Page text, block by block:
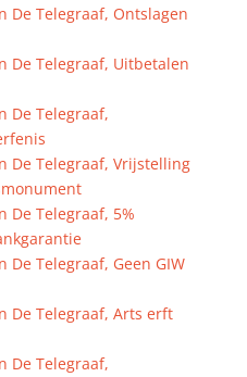
De Telegraaf, Ontslagen
De Telegraaf, Uitbetalen
De Telegraaf,
De Telegraaf, Vrijstelling
De Telegraaf, 5%
De Telegraaf, Geen GIW
De Telegraaf, Arts erft
De Telegraaf,